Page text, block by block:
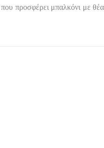
προσφέρει μπαλκόνι με